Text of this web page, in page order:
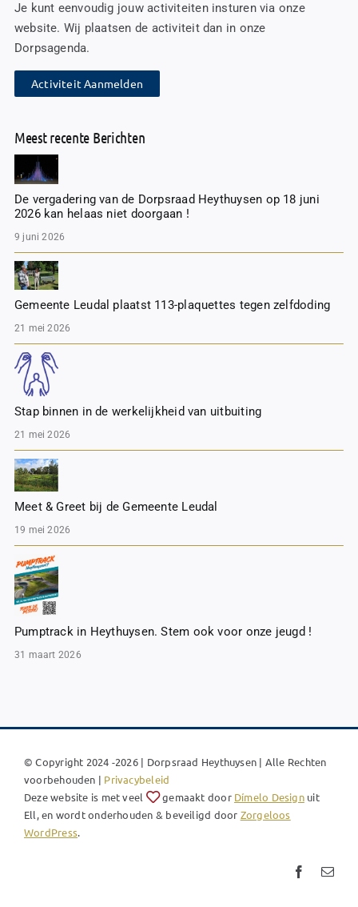
Je kunt eenvoudig jouw activiteiten insturen via onze
website. Wij plaatsen de activiteit dan in onze
Dorpsagenda.
Activiteit Aanmelden
Meest recente Berichten
De vergadering van de Dorpsraad Heythuysen op 18 juni
2026 kan helaas niet doorgaan !
9 juni 2026
Gemeente Leudal plaatst 113-plaquettes tegen zelfdoding
21 mei 2026
Stap binnen in de werkelijkheid van uitbuiting
21 mei 2026
Meet & Greet bij de Gemeente Leudal
19 mei 2026
Pumptrack in Heythuysen. Stem ook voor onze jeugd !
31 maart 2026
© Copyright 2024 -2026 | Dorpsraad Heythuysen | Alle Rechten
voorbehouden | Privacybeleid
Deze website is met veel
gemaakt door Dímelo Designuit
Ell, en wordt onderhouden & beveiligd door Zorgeloos
WordPress.